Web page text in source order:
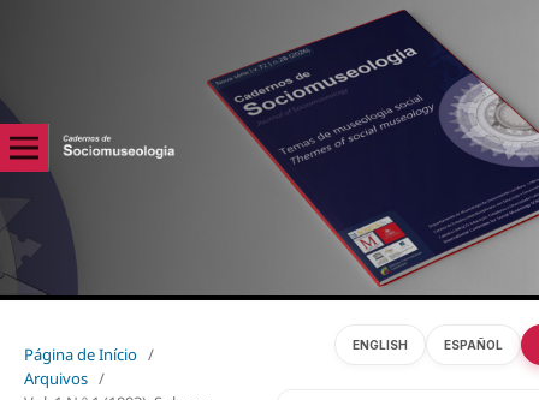
Página de Início /
Arquivos /
ENGLISH ESPAÑOL